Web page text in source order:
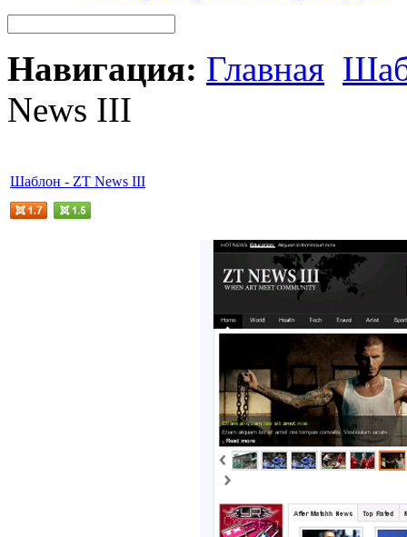
Навигация: Главная
News III
Шаблон - ZT News III